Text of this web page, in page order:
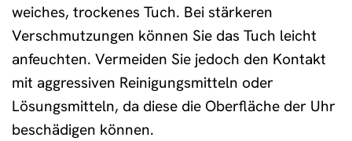
weiches, trockenes Tuch. Bei stärkeren
Verschmutzungen können Sie das Tuch leicht
anfeuchten. Vermeiden Sie jedoch den Kontakt
mit aggressiven Reinigungsmitteln oder
Lösungsmitteln, da diese die Oberfläche der Uhr
beschädigen können.